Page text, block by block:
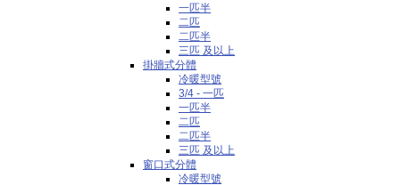
一匹半
二匹
二匹半
三匹 及以上
掛牆式分體
冷暖型號
3/4 - 一匹
一匹半
二匹
二匹半
三匹 及以上
窗口式分體
冷暖型號